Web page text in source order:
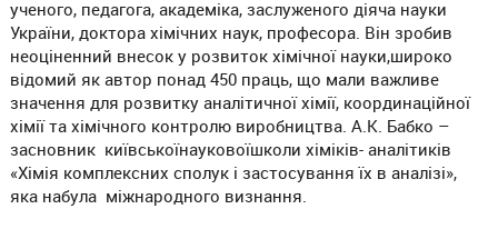
ученого, педагога, академіка, заслуженого діяча науки
України, доктора хімічних наук, професора. Він зробив
неоціненний внесок у розвиток хімічної науки,широко
відомий як автор понад 450 праць, що мали важливе
значення для розвитку аналітичної хімії, координаційної
хімії та хімічного контролю виробництва. А.К. Бабко –
засновник київськоїнауковоїшколи хіміків- аналітиків
«Хімія комплексних сполук і застосування їх в аналізі»,
яка набула міжнародного визнання.